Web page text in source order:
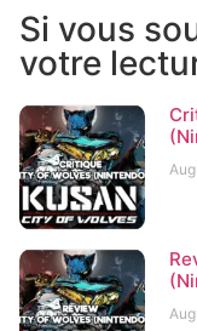
Si vous
votre